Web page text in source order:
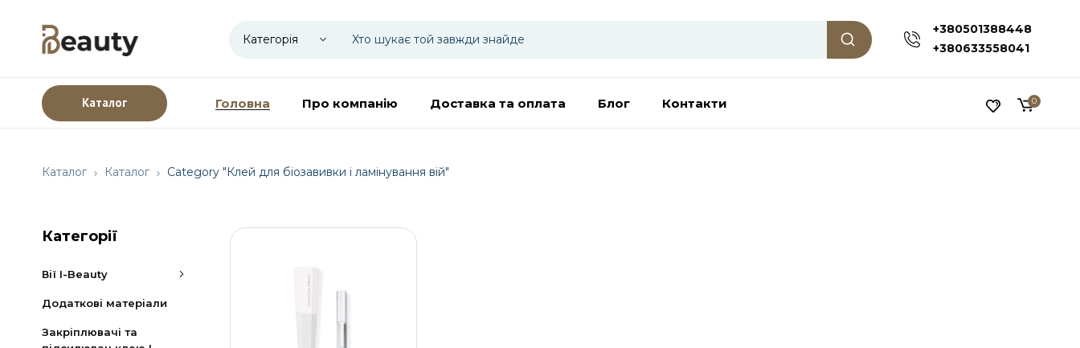
+380501388448
+380633558041
Каталог Головна Про компанію Доставка та оплата Блог Контакти 0
Каталог Каталог Category "Клей для біозавивки і ламінування вій"
Категорії
Вії I-Beauty
Додаткові матеріали
Закріплювачі та